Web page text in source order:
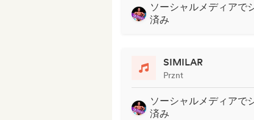
ソーシャルメディアで
済み
SIMILAR
Prznt
ソーシャルメディアで
済み